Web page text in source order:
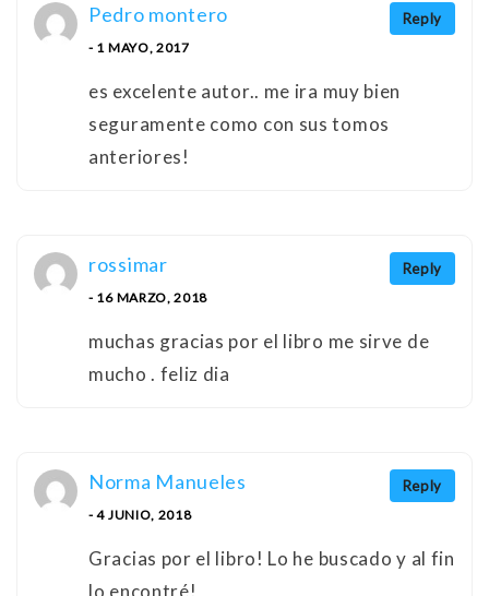
Reply
Pedro montero
- 1 MAYO, 2017
es excelente autor.. me ira muy bien
seguramente como con sus tomos
anteriores!
Reply
rossimar
- 16 MARZO, 2018
muchas gracias por el libro me sirve de
mucho . feliz dia
Reply
Norma Manueles
- 4 JUNIO, 2018
Gracias por el libro! Lo he buscado y al fin
lo encontré!